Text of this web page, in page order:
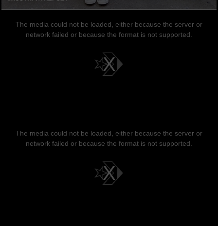
The media could not be loaded, either because the server or
network failed or because the format is not supported.
The media could not be loaded, either because the server or
network failed or because the format is not supported.